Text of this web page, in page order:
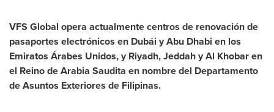
VFS Global opera actualmente centros de renovación de
pasaportes electrónicos en Dubái yAbu Dhabi en los
Emiratos Árabes Unidos, y Riyadh,Jeddahy Al Khobar en
el Reino de Arabia Saudita en nombre del Departamento
de Asuntos Exteriores de Filipinas.